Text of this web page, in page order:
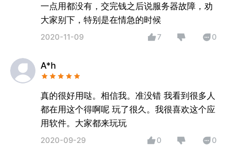
一点用都没有，交完钱之后说服务器故障，劝
大家别下，特别是在情急的时候
2020-11-09 7 0
A*h
真的很好用哒。相信我。准没错 我看到很多人
都在用这个得啊呢 玩了很久。我很喜欢这个应
用软件。大家都来玩玩
2020-09-29 0 0